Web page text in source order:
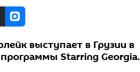
выступает в Грузии в
Starring Georgia.